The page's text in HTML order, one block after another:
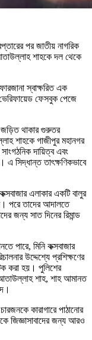
পর জাতীয় নাগরিক
শাহকে দল থেকে
স্বাক্ষরিত এক
ফেসবুক পেজে
জড়িত থাকার গুরুতর
শাহকে গাজীপুর মহানগর
দায়িত্ব এবং
এ সিদ্ধান্ত তাৎক্ষণিকভাবে
এলাকার একটি বালুর
পরে তাদের আদালতে
জন্য সাত দিনের রিমান্ড
পারে, মিনি কক্সবাজার
উদ্দেশ্যে প্রশিক্ষণের
করা হয়। পুলিশের
শাহ, শাহ আমানত
কারাগারে পাঠানোর
জিজ্ঞাসাবাদের জন্য আরও